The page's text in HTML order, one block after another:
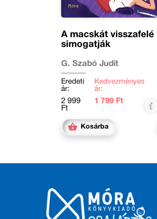
A macskát visszafelé
simogatják
G. Szabó Judit
Eredeti
ár:
2 999
Ft
Kedvezményes
ár:
1 799 Ft
Kosárba